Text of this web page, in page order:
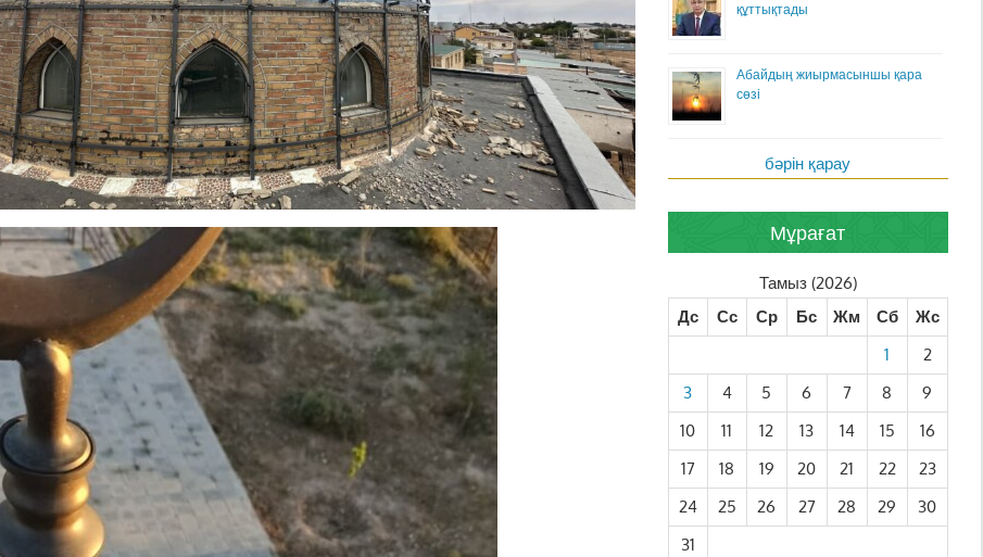
құттықтады
Абайдың жиырмасыншы қара
сөзі
бәрін қарау
Мұрағат
Тамыз (2026)
Дс
Сс Ср Бс Жм Сб
Жс
1
2
3
4 5 6 7 8
9
10
11 12 13 14 15
16
17
18 19 20 21 22
23
24
25 26 27 28 29
30
31